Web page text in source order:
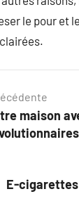
le pour et
maison
E-